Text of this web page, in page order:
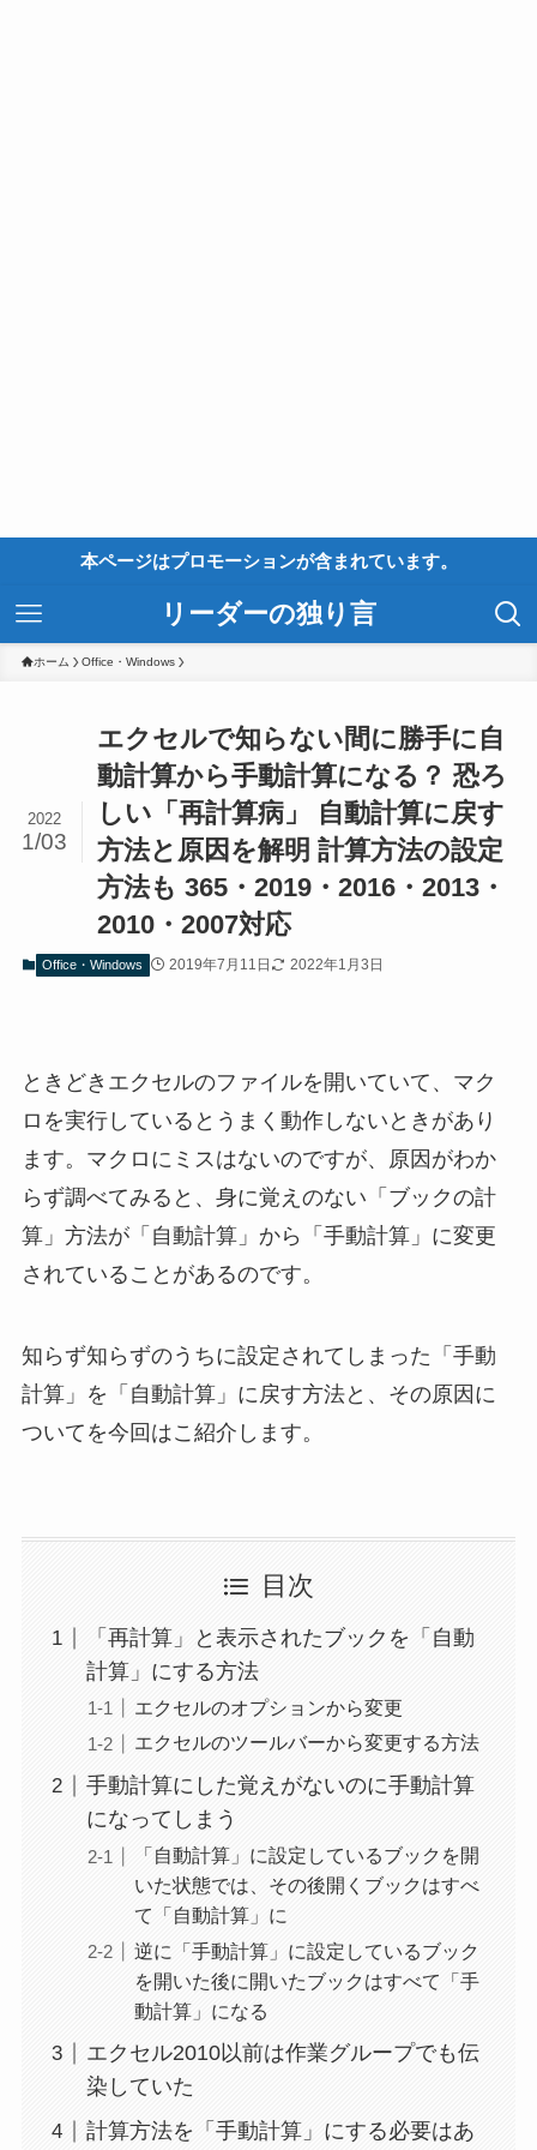
本ページはプロモーションが含まれています。
リーダーの独り言
ホーム Office・Windows
エクセルで知らない間に勝手に自
動計算から手動計算になる？ 恐ろ
しい「再計算病」 自動計算に戻す
方法と原因を解明 計算方法の設定
方法も 365・2019・2016・2013・
2010・2007対応
2022
1/03
Office・Windows 2019年7月11日 2022年1月3日
ときどきエクセルのファイルを開いていて、マク
ロを実行しているとうまく動作しないときがあり
ます。マクロにミスはないのですが、原因がわか
らず調べてみると、身に覚えのない「ブックの計
算」方法が「自動計算」から「手動計算」に変更
されていることがあるのです。
知らず知らずのうちに設定されてしまった「手動
計算」を「自動計算」に戻す方法と、その原因に
ついてを今回はこ紹介します。
目次
「再計算」と表示されたブックを「自動
計算」にする方法
エクセルのオプションから変更
エクセルのツールバーから変更する方法
手動計算にした覚えがないのに手動計算
になってしまう
「自動計算」に設定しているブックを開
いた状態では、その後開くブックはすべ
て「自動計算」に
逆に「手動計算」に設定しているブック
を開いた後に開いたブックはすべて「手
動計算」になる
エクセル2010以前は作業グループでも伝
染していた
計算方法を「手動計算」にする必要はあ